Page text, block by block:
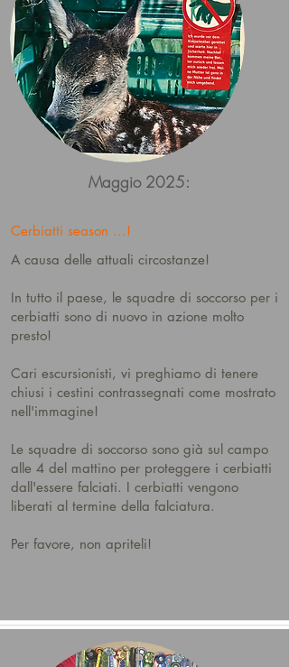
Maggio 2025:
Cerbiatti season ...!
A causa delle attuali circostanze!
In tutto il paese, le squadre di soccorso per i
cerbiatti sono di nuovo in azione molto
presto!
Cari escursionisti, vi preghiamo di tenere
chiusi i cestini contrassegnati come mostrato
nell'immagine!
Le squadre di soccorso sono già sul campo
alle 4 del mattino per proteggere i cerbiatti
dall'essere falciati. I cerbiatti vengono
liberati al termine della falciatura.
Per favore, non apriteli!